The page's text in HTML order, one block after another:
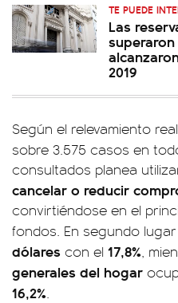
TE PUEDE
Las
2019
Según el relevamiento
sobre 3.575 casos en
consultados planea
cancelar o reducir
convirtiéndose en el
fondos. En segundo
dólares con el 17,8%,
generales del hogar
16,2%.